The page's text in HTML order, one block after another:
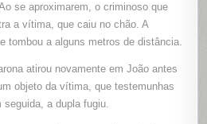
se aproximarem, o criminoso que
a vítima, que caiu no chão. A
tombou a alguns metros de distância.
atirou novamente em João antes
objeto da vítima, que testemunhas
a dupla fugiu.